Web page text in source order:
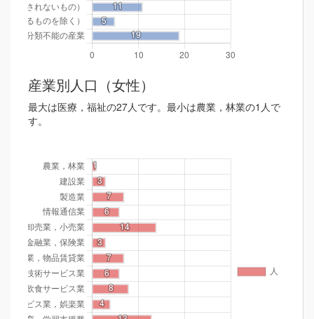
産業別人口（女性）
最大は医療，福祉の27人です。最小は農業，林業の1人で
す。